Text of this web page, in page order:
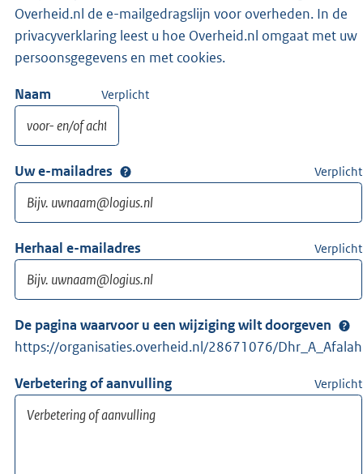
Overheid.nl de e-mailgedragslijn voor overheden. In de
privacyverklaring leest u hoe Overheid.nl omgaat met uw
persoonsgegevens en met cookies.
Naam Verplicht
Uw e-mailadres Verplicht
Herhaal e-mailadres Verplicht
De pagina waarvoor u een wijziging wilt doorgeven
https://organisaties.overheid.nl/28671076/Dhr_A_Afalah
Verbetering of aanvulling Verplicht